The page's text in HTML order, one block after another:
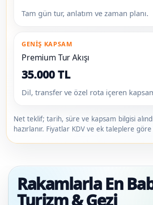
Tam gün tur, anlatım ve zaman planı.
GENIŞ KAPSAM
Premium Tur Akışı
35.000 TL
Dil, transfer ve özel rota içeren
Net teklif; tarih, süre ve kapsam bilgisi
hazırlanır. Fiyatlar KDV ve ek taleplere
Rakamlarla En
Turizm & Gezi